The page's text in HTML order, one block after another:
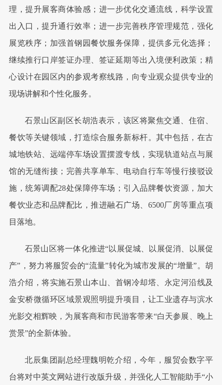
理，提升展客商体验感；进一步优化交通流线，科学设置
出入口，提升通行效率；进一步完善秩序管理规范，强化
展览秩序；加强首钢园餐饮服务保障，提供多元化选择；
继续推行口岸签证办理、签证延期等出入境便利政策；精
心设计在园区内的参观考察线路，向专业观众提供专业的
现场讲解和个性化服务。
石景山区副区长胡浩表示，该区将聚焦交通、住宿、
餐饮等关键领域，打造综合服务新标杆。其中包括，在古
城地铁站、远端停车场设置摆渡专线，实现轨道站点与展
馆的无缝衔接；完善共享单车、电动自行车等慢行接驳设
施，统筹调配28处保障停车场；引入品牌餐饮资源，加大
餐饮业态和品牌配比，推进融石广场、6500厂房等重点项
目落地。
石景山区将一体化推进“以展促城、以展促消、以展促
产”，努力将服贸会的“流量”转化为城市发展的“增量”。胡
浩介绍，将实施石景山本山、首钢冷却塔、永定河沿线及
金安桥微循环区域景观照明提升项目，让工业遗存与滨水
光影交相辉映，为展客商和市民游客带来“白天参展、晚上
赏景”的全新体验。
北辰集团副总经理魏明乾介绍，今年，服贸会数字平
台将对中英文网站进行改版升级，并强化人工智能助手“小